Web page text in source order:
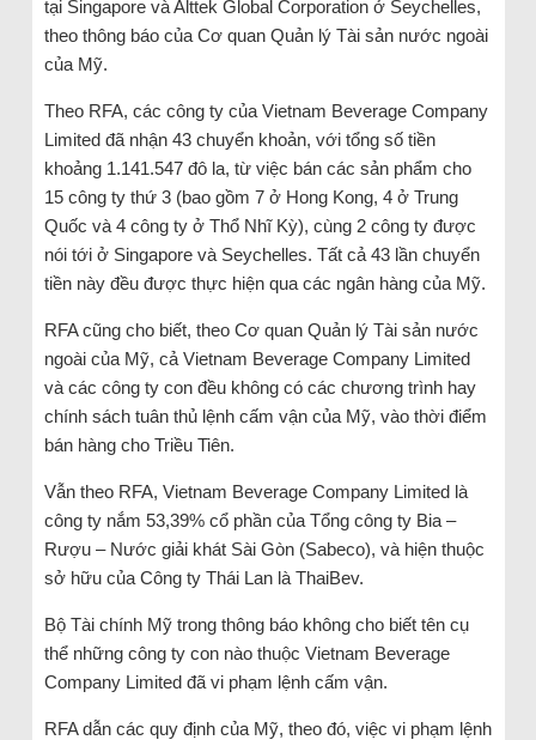
tại Singapore và Alttek Global Corporation ở Seychelles,
theo thông báo của Cơ quan Quản lý Tài sản nước ngoài
của Mỹ.
Theo RFA, các công ty của Vietnam Beverage Company
Limited đã nhận 43 chuyển khoản, với tổng số tiền
khoảng 1.141.547 đô la, từ việc bán các sản phẩm cho
15 công ty thứ 3 (bao gồm 7 ở Hong Kong, 4 ở Trung
Quốc và 4 công ty ở Thổ Nhĩ Kỳ), cùng 2 công ty được
nói tới ở Singapore và Seychelles. Tất cả 43 lần chuyển
tiền này đều được thực hiện qua các ngân hàng của Mỹ.
RFA cũng cho biết, theo Cơ quan Quản lý Tài sản nước
ngoài của Mỹ, cả Vietnam Beverage Company Limited
và các công ty con đều không có các chương trình hay
chính sách tuân thủ lệnh cấm vận của Mỹ, vào thời điểm
bán hàng cho Triều Tiên.
Vẫn theo RFA, Vietnam Beverage Company Limited là
công ty nắm 53,39% cổ phần của Tổng công ty Bia –
Rượu – Nước giải khát Sài Gòn (Sabeco), và hiện thuộc
sở hữu của Công ty Thái Lan là ThaiBev.
Bộ Tài chính Mỹ trong thông báo không cho biết tên cụ
thể những công ty con nào thuộc Vietnam Beverage
Company Limited đã vi phạm lệnh cấm vận.
RFA dẫn các quy định của Mỹ, theo đó, việc vi phạm lệnh